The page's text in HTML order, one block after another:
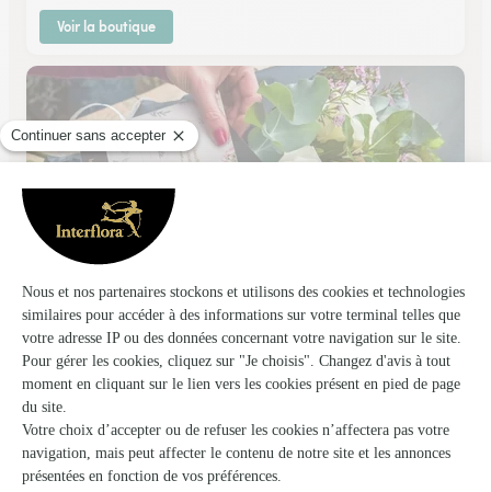
Voir la boutique
Crea’ Fleurs
Conde Sur Vire
★★★★★4.8 (44)
2, route de Torigni
Voir la boutique